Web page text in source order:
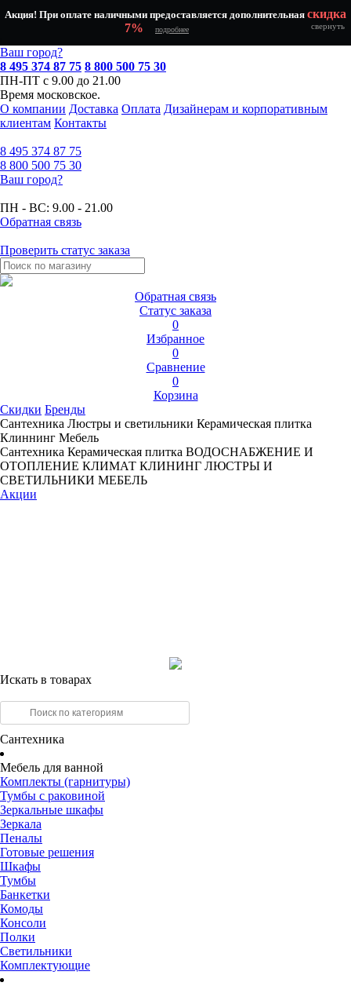
Акция! При оплате наличными предоставляется дополнительная скидка
7%
подробнее свернуть
Ваш город?
8 495 374 87 75 8 800 500 75 30
ПН-ПТ с 9.00 до 21.00
Время московское.
О компании Доставка Оплата Дизайнерам и корпоративным
клиентам Контакты
8 495 374 87 75
8 800 500 75 30
Ваш город?
ПН - ВС: 9.00 - 21.00
Обратная связь
Проверить статус заказа
Обратная связь
Статус заказа
0
Избранное
0
Сравнение
0
Корзина
Скидки Бренды
Сантехника Люстры и светильники Керамическая плитка
Клиннинг Мебель
Сантехника Керамическая плитка ВОДОСНАБЖЕНИЕ И
ОТОПЛЕНИЕ КЛИМАТ КЛИНИНГ ЛЮСТРЫ И
СВЕТИЛЬНИКИ МЕБЕЛЬ
Акции
Искать в товарах
Сантехника
Мебель для ванной
Комплекты (гарнитуры)
Тумбы с раковиной
Зеркальные шкафы
Зеркала
Пеналы
Готовые решения
Шкафы
Тумбы
Банкетки
Комоды
Консоли
Полки
Светильники
Комплектующие